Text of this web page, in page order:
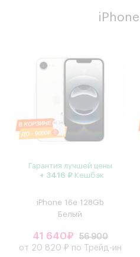
Гарантия лучшей цены
+ 3416 ₽Кешбэк
iPhone 16e 128Gb
Белый
41 640₽
56 900
от 20 820 ₽ по Трейд-ин